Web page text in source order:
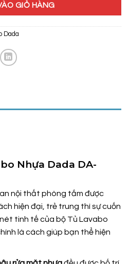
GIỎ HÀNG
Dada
Nhựa Dada DA-
nội thất phòng tắm được
hiện đại, trẻ trung thì sự cuốn
tinh tế của bộ Tủ Lavabo
là cách giúp bạn thể hiện